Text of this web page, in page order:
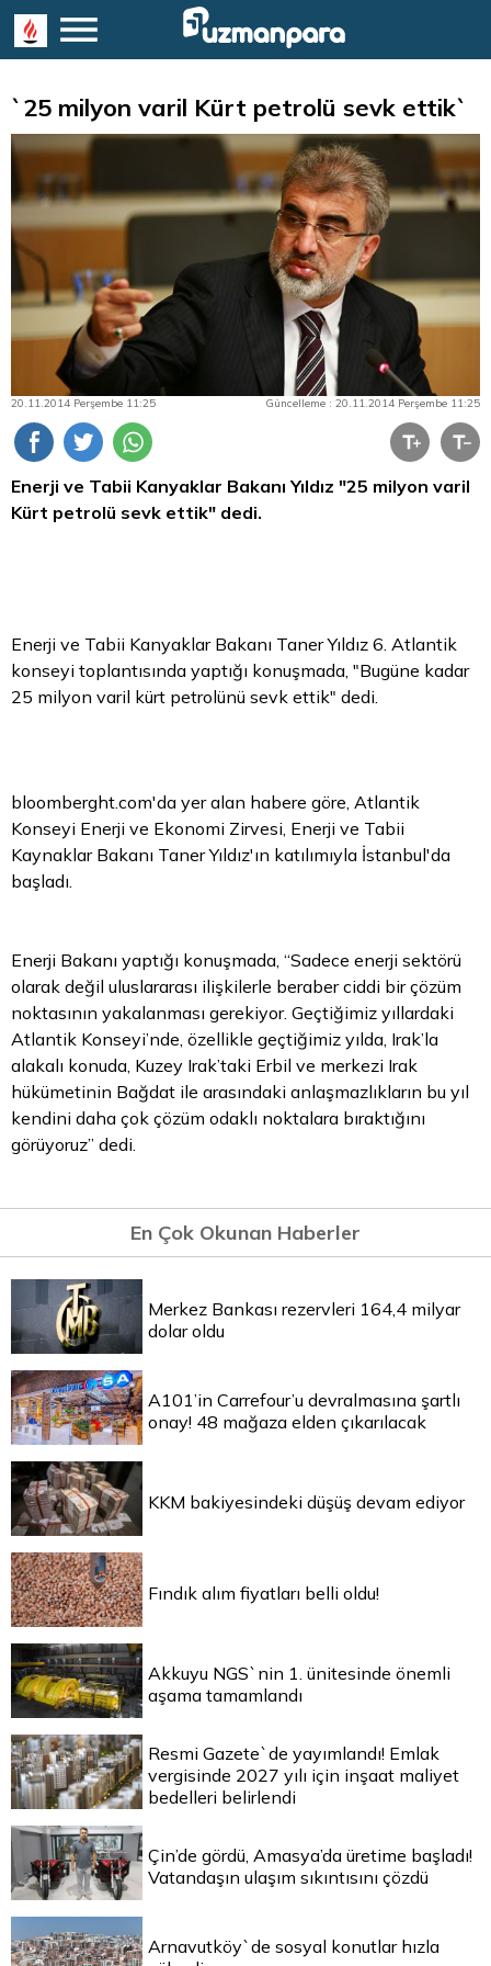
`25 milyon varil Kürt petrolü sevk ettik`
20.11.2014 Perşembe 11:25 Güncelleme : 20.11.2014 Perşembe 11:25
Enerji ve Tabii Kanyaklar Bakanı Yıldız "25 milyon varil
Kürt petrolü sevk ettik" dedi.
Enerji ve Tabii Kanyaklar Bakanı Taner Yıldız 6. Atlantik
konseyi toplantısında yaptığı konuşmada, "Bugüne kadar
25 milyon varil kürt petrolünü sevk ettik" dedi.
bloomberght.com'da yer alan habere göre, Atlantik
Konseyi Enerji ve Ekonomi Zirvesi, Enerji ve Tabii
Kaynaklar Bakanı Taner Yıldız'ın katılımıyla İstanbul'da
başladı.
Enerji Bakanı yaptığı konuşmada, “Sadece enerji sektörü
olarak değil uluslararası ilişkilerle beraber ciddi bir çözüm
noktasının yakalanması gerekiyor. Geçtiğimiz yıllardaki
Atlantik Konseyi’nde, özellikle geçtiğimiz yılda, Irak’la
alakalı konuda, Kuzey Irak’taki Erbil ve merkezi Irak
hükümetinin Bağdat ile arasındaki anlaşmazlıkların bu yıl
kendini daha çok çözüm odaklı noktalara bıraktığını
görüyoruz” dedi.
En Çok Okunan Haberler
Merkez Bankası rezervleri 164,4 milyar
dolar oldu
A101’in Carrefour’u devralmasına şartlı
onay! 48 mağaza elden çıkarılacak
KKM bakiyesindeki düşüş devam ediyor
Fındık alım fiyatları belli oldu!
Akkuyu NGS`nin 1. ünitesinde önemli
aşama tamamlandı
Resmi Gazete`de yayımlandı! Emlak
vergisinde 2027 yılı için inşaat maliyet
bedelleri belirlendi
Çin’de gördü, Amasya’da üretime başladı!
Vatandaşın ulaşım sıkıntısını çözdü
Arnavutköy`de sosyal konutlar hızla